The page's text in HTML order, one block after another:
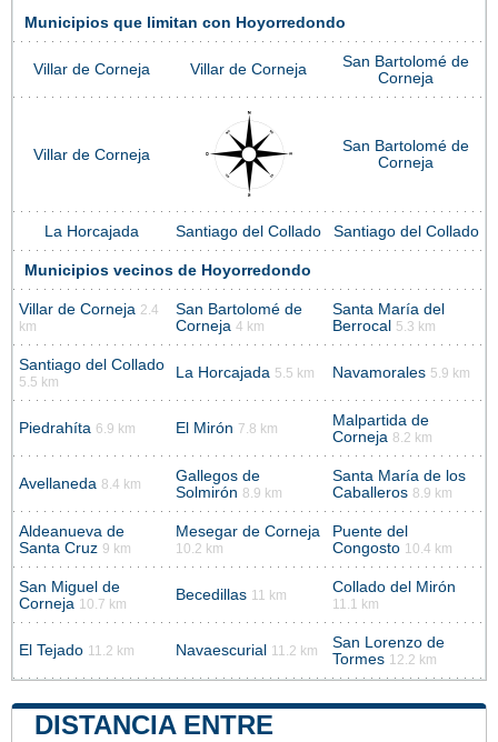
Municipios que limitan con Hoyorredondo
Villar de Corneja Villar de Corneja
San Bartolomé de
Corneja
Villar de Corneja
San Bartolomé de
Corneja
La Horcajada Santiago del Collado Santiago del Collado
Municipios vecinos de Hoyorredondo
Villar de Corneja 2.4
km
San Bartolomé de
Corneja 4 km
Santa María del
Berrocal
5.3 km
Santiago del Collado
5.5 km
La Horcajada 5.5 km Navamorales 5.9 km
Piedrahíta 6.9 km El Mirón 7.8 km
Malpartida de
Corneja 8.2 km
Avellaneda 8.4 km
Gallegos de
Solmirón 8.9 km
Santa María de los
Caballeros 8.9 km
Aldeanueva de
Santa Cruz 9 km
Mesegar de Corneja
10.2 km
Puente del
Congosto 10.4 km
San Miguel de
Corneja 10.7 km
Becedillas 11 km Collado del Mirón
11.1 km
El Tejado 11.2 km Navaescurial 11.2 km
San Lorenzo de
Tormes 12.2 km
DISTANCIA ENTRE